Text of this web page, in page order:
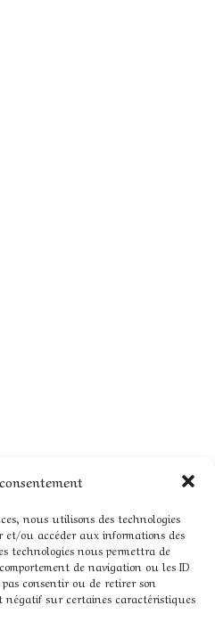
nous utilisons des technologies
et/ou accéder aux informations des
technologies nous permettra de
de navigation ou les ID
consentir ou de retirer son
sur certaines caractéristiques